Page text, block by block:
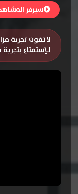
سيرفر
لا تفوت تجربة
للإستمتاع